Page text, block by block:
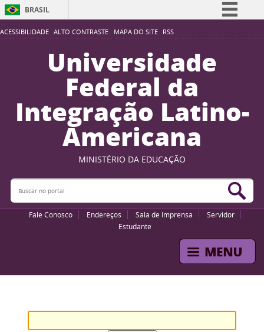
ACESSIBILIDADE ALTO CONTRASTE MAPA DO SITE RSS
BRASIL
Simplifique!
Participe
Acesso à informação
Legislação
Canais
Universidade
Federal da
Integração Latino-
Americana
MINISTÉRIO DA EDUCAÇÃO
Buscar no portal
Fale Conosco Endereços Sala de Imprensa
Servidor
Estudante